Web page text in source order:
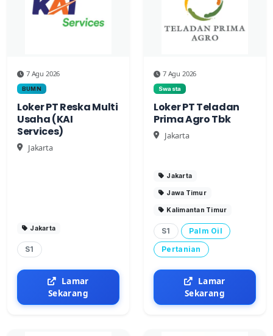
7 Agu 2026
BUMN
Loker PT Reska Multi
Usaha (KAI
Services)
Jakarta
Jakarta
S1
Lamar
Sekarang
7 Agu 2026
Swasta
Loker PT Teladan
Prima Agro Tbk
Jakarta
Jakarta
Jawa Timur
Kalimantan Timur
S1
Palm Oil
Pertanian
Lamar
Sekarang